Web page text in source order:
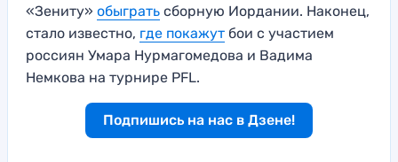
«Зениту» обыграть сборную Иордании. Наконец,
стало известно, где покажут бои с участием
россиян Умара Нурмагомедова и Вадима
Немкова на турнире PFL.
Подпишись на нас в Дзене!